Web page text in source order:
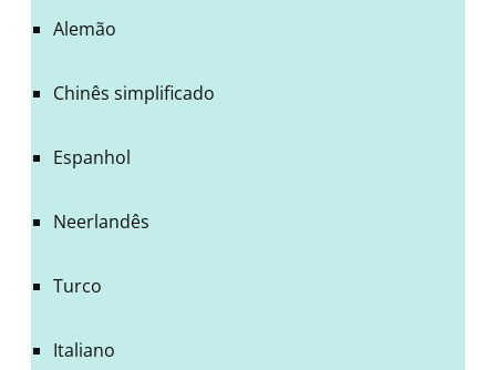
Alemão
Chinês simplificado
Espanhol
Neerlandês
Turco
Italiano